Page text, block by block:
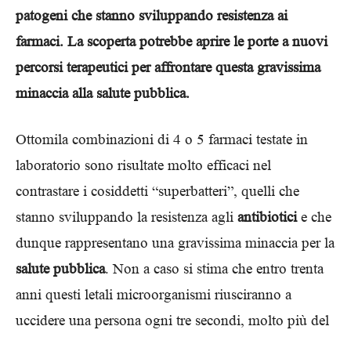
patogeni che stanno sviluppando resistenza ai
farmaci. La scoperta potrebbe aprire le porte a nuovi
percorsi terapeutici per affrontare questa gravissima
minaccia alla salute pubblica.
Ottomila combinazioni di 4 o 5 farmaci testate in
laboratorio sono risultate molto efficaci nel
contrastare i cosiddetti “superbatteri”, quelli che
stanno sviluppando la resistenza agli antibioticie che
dunque rappresentano una gravissima minaccia per la
salute pubblica. Non a caso si stima che entro trenta
anni questi letali microorganismi riusciranno a
uccidere una persona ogni tre secondi, molto più del